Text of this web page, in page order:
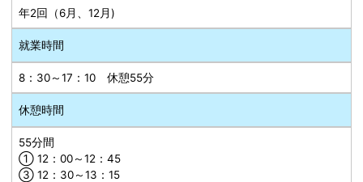
年2回（6月、12月)
就業時間
8：30～17：10 休憩55分
休憩時間
55分間
① 12：00～12：45
③ 12：30～13：15